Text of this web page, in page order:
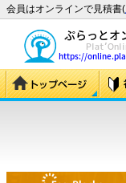
会員はオンラインで見積書(